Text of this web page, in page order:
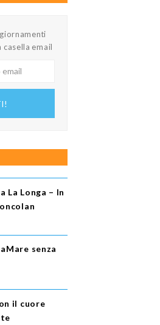
casella email
La Longa – In
senza
il cuore